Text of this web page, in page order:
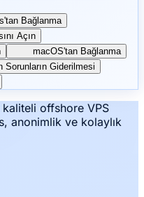
Bağlanma
Açın
macOS'tan Bağlanma
Sorunların Giderilmesi
offshore VPS
anonimlik ve kolaylık